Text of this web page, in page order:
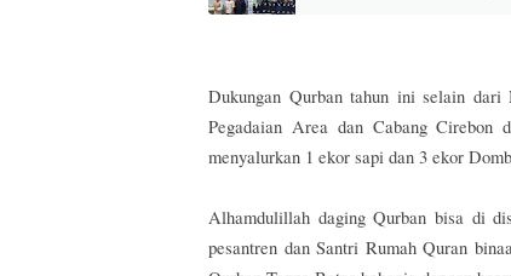
Dukungan Qurban tahun ini selain
Pegadaian Area dan Cabang Cirebon
menyalurkan 1 ekor sapi dan 3 ekor
Alhamdulillah daging Qurban bisa di
pesantren dan Santri Rumah Quran